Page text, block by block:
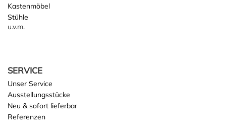
Kastenmöbel
Stühle
u.v.m.
SERVICE
Unser Service
Ausstellungsstücke
Neu & sofort lieferbar
Referenzen